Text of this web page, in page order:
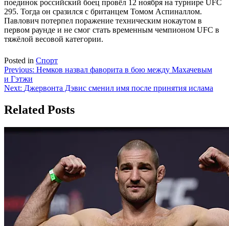
поединок российский боец провёл 12 ноября на турнире UFC
295. Тогда он сразился с британцем Томом Аспиналлом.
Павлович потерпел поражение техническим нокаутом в
первом раунде и не смог стать временным чемпионом UFC в
тяжёлой весовой категории.
Posted in Спорт
Навигация
по
Previous: Немков назвал фаворита в бою между Махачевым
и Гэтжи
Next: Джервонта Дэвис сменил имя после принятия ислама
Related Posts